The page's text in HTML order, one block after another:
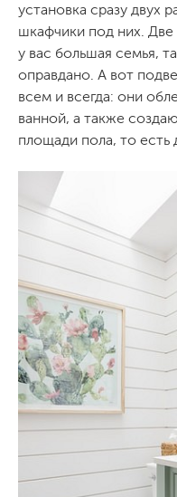
установка сразу двух
шкафчики под них.
у вас большая семья,
оправдано. А вот
всем и всегда: они
ванной, а также
площади пола, то